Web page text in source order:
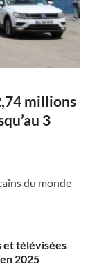
millions
3
du monde
et télévisées
2025